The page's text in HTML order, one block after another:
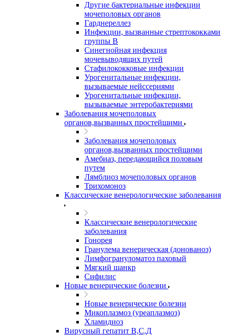
Другие бактериальные инфекции
мочеполовых органов
Гарднереллез
Инфекции, вызванные стрептококками
группы В
Синегнойная инфекция
мочевыводящих путей
Стафилококковые инфекции
Урогенитальные инфекции,
вызываемые нейссериями
Урогенитальные инфекции,
вызываемые энтеробактериями
Заболевания мочеполовых
органов,вызванных простейшими
Заболевания мочеполовых
органов,вызванных простейшими
Амебиаз, передающийся половым
путем
Лямблиоз мочеполовых органов
Трихомоноз
Классические венерологические заболевания
Классические венерологические
заболевания
Гонорея
Гранулема венерическая (донованоз)
Лимфогрануломатоз паховый
Мягкий шанкр
Сифилис
Новые венерические болезни
Новые венерические болезни
Микоплазмоз (уреаплазмоз)
Хламидиоз
Вирусный гепатит В,С,Д